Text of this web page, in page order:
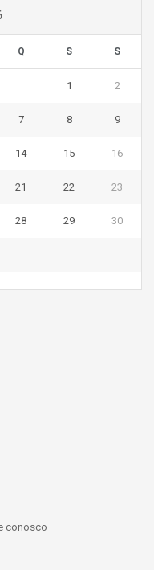
Q S S
1 2
7 8 9
14 15 16
21 22 23
28 29 30
conosco